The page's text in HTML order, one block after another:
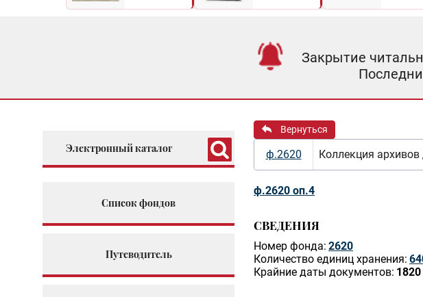
Закрытие
Электронный каталог
Список фондов
Путеводитель
Вернуться
ф.2620 Коллекция архивов
ф.2620 оп.4
СВЕДЕНИЯ
Номер фонда: 2620
Количество единиц хранения:
Крайние даты документов: